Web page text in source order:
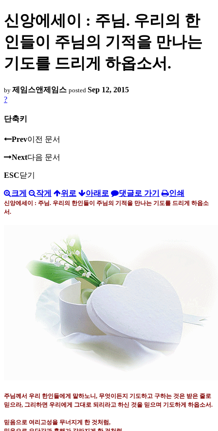
신앙에세이 : 주님. 우리의 한
인들이 주님의 기적을 만나는
기도를 드리게 하옵소서.
by 제임스앤제임스 posted Sep 12, 2015
?
단축키
Prev이전 문서
Next다음 문서
ESC닫기
크게 작게 위로 아래로 댓글로 가기 인쇄
신앙에세이 : 주님. 우리의 한인들이 주님의 기적을 만나는 기도를 드리게 하옵소
서.
주님께서 우리 한인들에게 말하노니 , 무엇이든지 기도하고 구하는 것은 받은 줄로
믿으라, 그리하면 우리에게 그대로 되리라고 하신 것을 믿으며 기도하게 하옵소서.
믿음으로 여리고성을 무너지게 한 것처럼,